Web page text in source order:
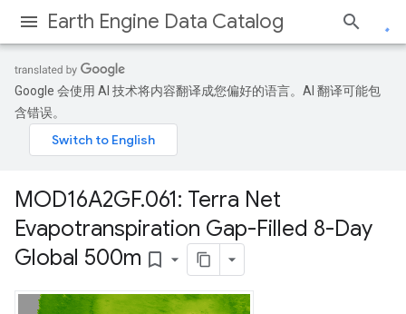
Earth Engine Data Catalog
Google 会使用 AI 技术将内容翻译成您偏好的语言。AI 翻译可能包
含错误。
MOD16A2GF.061: Terra Net
Evapotranspiration Gap-Filled 8-Day
Global 500m bookmark_border